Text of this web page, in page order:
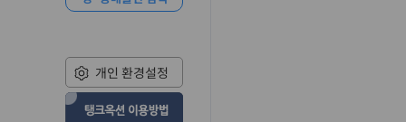
개인 환경설정